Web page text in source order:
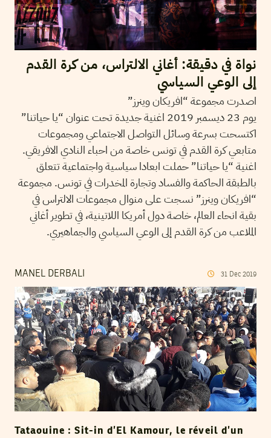
نواة في دقيقة: أغاني الالتراس، من كرة القدم
إلى الوعي السياسي
اصدرت مجموعة “افريكان وينرز”
يوم 23 ديسمبر 2019 اغنية جديدة تحت عنوان “يا حياتنا”
اكتسحت بسرعة وسائل التواصل الاجتماعي ومجموعات
متابعي كرة القدم في تونس خاصة من احباء النادي الافريقي.
اغنية “يا حياتنا” حملت ابعادا سياسية واجتماعية تتعلق
بالطبقة الحاكمة والفساد وتجارة المخدرات في تونس. مجموعة
“افريكان وينرز” نسجت على منوال مجموعات الالتراس في
بقية انحاء العالم، خاصة دول أمريكا اللاتينية، في تطوير أغاني
الملاعب من كرة القدم إلى الوعي السياسي والجماهيري.
MANEL DERBALI 31 Dec 2019
Tataouine : Sit-in d’El Kamour, le réveil d’un